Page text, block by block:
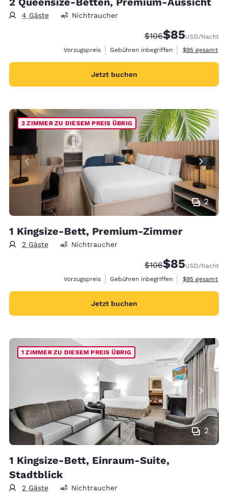
4 Gäste Nichtraucher
Durchgestrichener
$106Vergünstigter
$85USD/Nacht
Vorzugspreis
Gebühren inbegriffen Geschätzte
$95 gesamt
Jetzt buchen
2
3 ZIMMER ZU DIESEM PREIS ÜBRIG
1 Kingsize-Bett, Premium-Zimmer
2 Gäste Nichtraucher
Durchgestrichener
$106Vergünstigter
$85USD/Nacht
Vorzugspreis
Gebühren inbegriffen Geschätzte
$95 gesamt
Jetzt buchen
2
1 ZIMMER ZU DIESEM PREIS ÜBRIG
1 Kingsize-Bett, Einraum-Suite,
Stadtblick
2 Gäste Nichtraucher